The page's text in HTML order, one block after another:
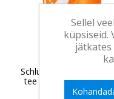
Schlürf ECO Jantje
tee vaarika-jasmiini
Sellel
küpsiseid.